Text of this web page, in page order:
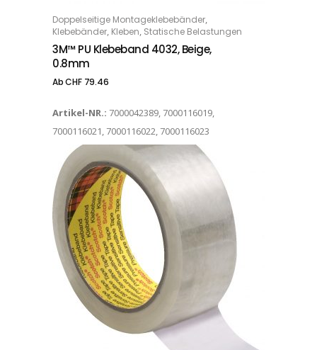
OPTIONS
Doppelseitige Montageklebebänder,
Klebebänder, Kleben, Statische Belastungen
3M™ PU Klebeband 4032, Beige,
0.8mm
AbCHF79.46
Artikel-NR.: 7000042389, 7000116019,
7000116021, 7000116022, 7000116023